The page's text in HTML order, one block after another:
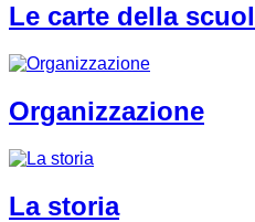
Le carte della
Organizzazione
La storia